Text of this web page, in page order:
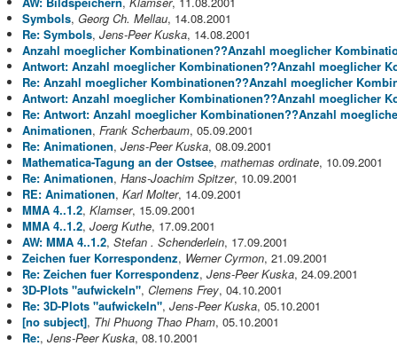
Symbols, Georg Ch. Mellau, 14.08.2001
Re: Symbols, Jens-Peer Kuska, 14.08.2001
Anzahl moeglicher Kombinationen??Anzahl moeglicher
Antwort: Anzahl moeglicher Kombinationen??Anzahl moeglicher
Re: Anzahl moeglicher Kombinationen??Anzahl moeglicher
Antwort: Anzahl moeglicher Kombinationen??Anzahl moeglicher
Re: Antwort: Anzahl moeglicher Kombinationen??Anzahl
Animationen, Frank Scherbaum, 05.09.2001
Re: Animationen, Jens-Peer Kuska, 08.09.2001
Mathematica-Tagung an der Ostsee, mathemas ordinate, 10.09.2001
Re: Animationen, Hans-Joachim Spitzer, 10.09.2001
RE: Animationen, Karl Molter, 14.09.2001
MMA 4..1.2, Klamser, 15.09.2001
MMA 4..1.2, Joerg Kuthe, 17.09.2001
AW: MMA 4..1.2, Stefan . Schenderlein, 17.09.2001
Zeichen fuer Korrespondenz, Werner Cyrmon, 21.09.2001
Re: Zeichen fuer Korrespondenz, Jens-Peer Kuska, 24.09.2001
3D-Plots "aufwickeln", Clemens Frey, 04.10.2001
Re: 3D-Plots "aufwickeln", Jens-Peer Kuska, 05.10.2001
[no subject], Thi Phuong Thao Pham, 05.10.2001
Re:, Jens-Peer Kuska, 08.10.2001